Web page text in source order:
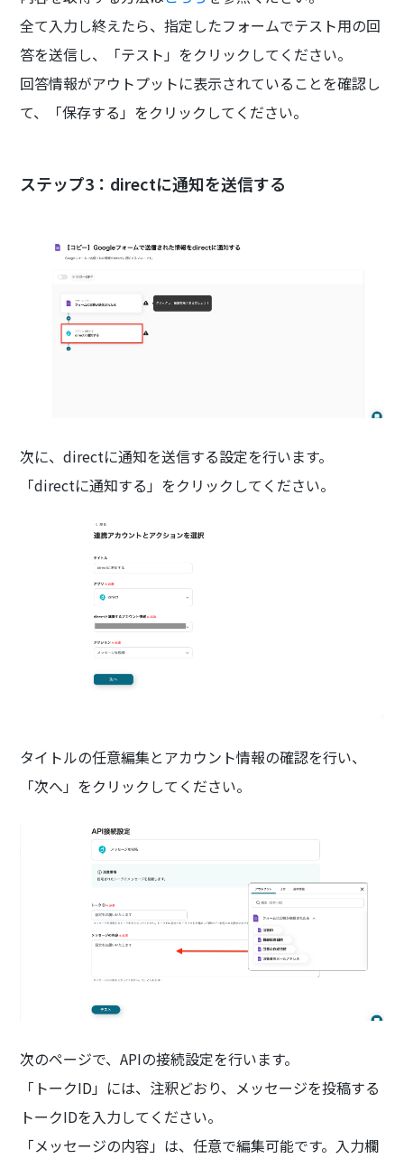
全て入力し終えたら、指定したフォームでテスト用の回
答を送信し、「テスト」をクリックしてください。
回答情報がアウトプットに表示されていることを確認し
て、「保存する」をクリックしてください。
ステップ3：directに通知を送信する
次に、directに通知を送信する設定を行います。
「directに通知する」をクリックしてください。
タイトルの任意編集とアカウント情報の確認を行い、
「次へ」をクリックしてください。
次のページで、APIの接続設定を行います。
「トークID」には、注釈どおり、メッセージを投稿する
トークIDを入力してください。
「メッセージの内容」は、任意で編集可能です。入力欄